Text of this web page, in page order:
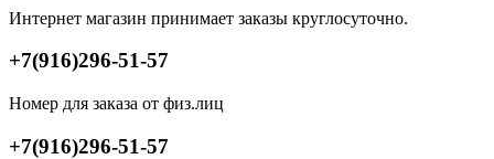
Интернет магазин принимает заказы круглосуточно.
+7(916)296-51-57
Номер для заказа от физ.лиц
+7(916)296-51-57